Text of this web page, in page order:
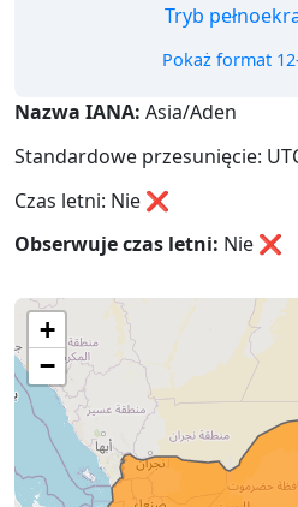
Tryb
Pokaż format
Nazwa IANA: Asia/Aden
Standardowe przesunięcie:
Czas letni: Nie ❌
Obserwuje czas letni: Nie ❌
+
−